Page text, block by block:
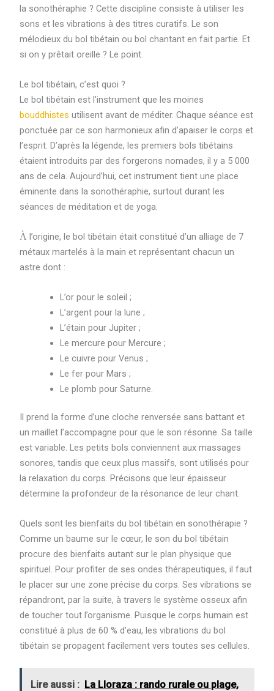
la sonothéraphie ? Cette discipline consiste à utiliser les
sons et les vibrations à des titres curatifs. Le son
mélodieux du bol tibétain ou bol chantant en fait partie. Et
si on y prêtait oreille ? Le point.
Le bol tibétain, c’est quoi ?
Le bol tibétain est l’instrument que les moines
bouddhistes utilisent avant de méditer. Chaque séance est
ponctuée par ce son harmonieux afin d’apaiser le corps et
l’esprit. D’après la légende, les premiers bols tibétains
étaient introduits par des forgerons nomades, il y a 5 000
ans de cela. Aujourd’hui, cet instrument tient une place
éminente dans la sonothéraphie, surtout durant les
séances de méditation et de yoga.
À l’origine, le bol tibétain était constitué d’un alliage de 7
métaux martelés à la main et représentant chacun un
astre dont :
L’or pour le soleil ;
L’argent pour la lune ;
L’étain pour Jupiter ;
Le mercure pour Mercure ;
Le cuivre pour Venus ;
Le fer pour Mars ;
Le plomb pour Saturne.
Il prend la forme d’une cloche renversée sans battant et
un maillet l’accompagne pour que le son résonne. Sa taille
est variable. Les petits bols conviennent aux massages
sonores, tandis que ceux plus massifs, sont utilisés pour
la relaxation du corps. Précisons que leur épaisseur
détermine la profondeur de la résonance de leur chant.
Quels sont les bienfaits du bol tibétain en sonothérapie ?
Comme un baume sur le cœur, le son du bol tibétain
procure des bienfaits autant sur le plan physique que
spirituel. Pour profiter de ses ondes thérapeutiques, il faut
le placer sur une zone précise du corps. Ses vibrations se
répandront, par la suite, à travers le système osseux afin
de toucher tout l’organisme. Puisque le corps humain est
constitué à plus de 60 % d’eau, les vibrations du bol
tibétain se propagent facilement vers toutes ses cellules.
Lire aussi : La Lloraza : rando rurale ou plage,